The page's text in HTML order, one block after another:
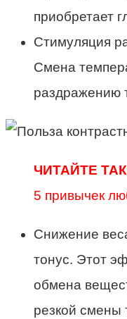
приобретает
Стимуляция
Смена
раздражению
ЧИТАЙТЕ
5 привычек
Снижение
тонус. Этот
обмена
резкой смены